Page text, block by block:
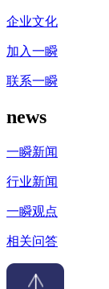
企业文化
加入一瞬
联系一瞬
news
一瞬新闻
行业新闻
一瞬观点
相关问答